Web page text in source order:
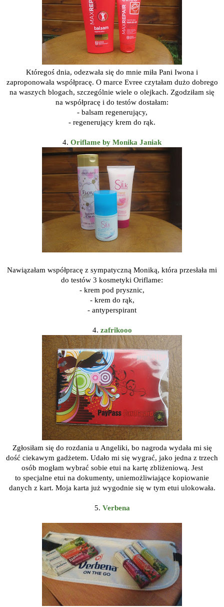
Któregoś dnia, odezwała się do mnie miła Pani Iwona i
zaproponowała współpracę. O marce Evree czytałam dużo dobrego
na waszych blogach, szczególnie wiele o olejkach. Zgodziłam się
na współpracę i do testów dostałam:
- balsam regenerujący,
- regenerujący krem do rąk.
4. Oriflame by Monika Janiak
Nawiązałam współpracę z sympatyczną Moniką, która przesłała mi
do testów 3 kosmetyki Oriflame:
- krem pod prysznic,
- krem do rąk,
- antyperspirant
4. zafrikooo
Zgłosiłam się do rozdania u Angeliki, bo nagroda wydała mi się
dość ciekawym gadżetem. Udało mi się wygrać, jako jedna z trzech
osób mogłam wybrać sobie etui na kartę zbliżeniową. Jest
to specjalne etui na dokumenty, uniemożliwiające kopiowanie
danych z kart. Moja karta już wygodnie się w tym etui ulokowała.
5. Verbena